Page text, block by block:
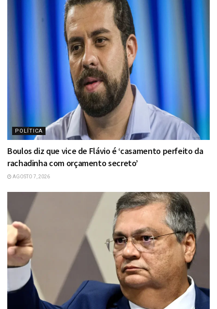
POLÍTICA
Boulos diz que vice de Flávio é ‘casamento perfeito da
rachadinha com orçamento secreto’
AGOSTO 7, 2026